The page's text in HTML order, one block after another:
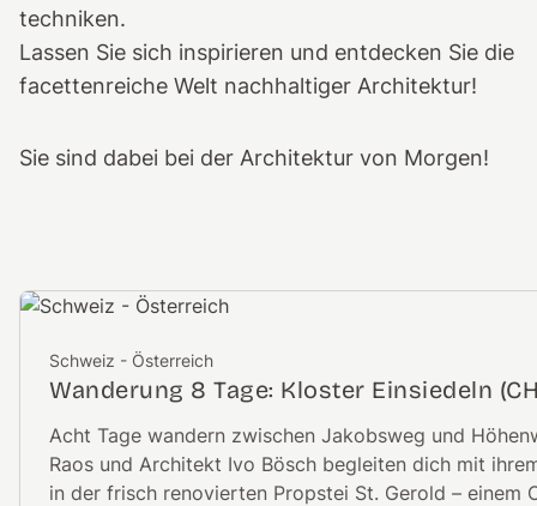
techniken.
Lassen Sie sich inspirieren und entdecken Sie die
facettenreiche Welt nachhaltiger Architektur!
Sie sind dabei bei der Architektur von Morgen!
Schweiz - Österreich
Wanderung 8 Tage: Kloster Einsiedeln
Acht Tage wandern zwischen Jakobsweg und
Raos und Architekt Ivo Bösch begleiten dich mit
in der frisch renovierten Propstei St. Gerold – einem